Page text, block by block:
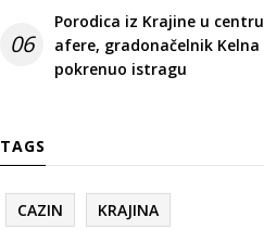
06
Porodica iz Krajine u centru
afere, gradonačelnik Kelna
pokrenuo istragu
TAGS
CAZIN KRAJINA